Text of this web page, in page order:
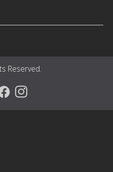
Reserved.